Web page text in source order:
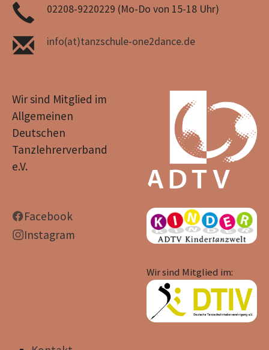
02208-9220229 (Mo-Do von 15-18 Uhr)
info(at)tanzschule-one2dance.de
Wir sind Mitglied im
Allgemeinen
Deutschen
Tanzlehrerverband
e.V.
Facebook
Instagram
Wir sind Mitglied im: